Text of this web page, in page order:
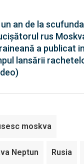
an de la
rus
a publicat
lansării
moskva
Neptun Rusia